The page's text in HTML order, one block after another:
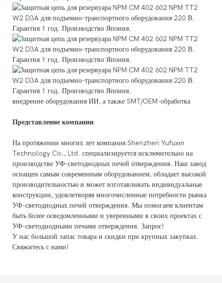
внедрение оборудования ИИ, а также SMT/OEM-обработка
Представление компании
На протяжении многих лет компания Shenzhen Yufuxin
Technology Co., Ltd. специализируется исключительно на
производстве УФ-светодиодных печей отверждения. Наш завод
оснащен самым современным оборудованием, обладает высокой
производительностью и может изготавливать индивидуальные
конструкции, удовлетворяя многочисленные потребности рынка
УФ-светодиодных печей отверждения. Мы помогаем клиентам
быть более осведомленными и уверенными в своих проектах с
УФ-светодиодными печами отверждения. Запрос!
У нас большой запас товара и скидки при крупных закупках.
Свяжитесь с нами!